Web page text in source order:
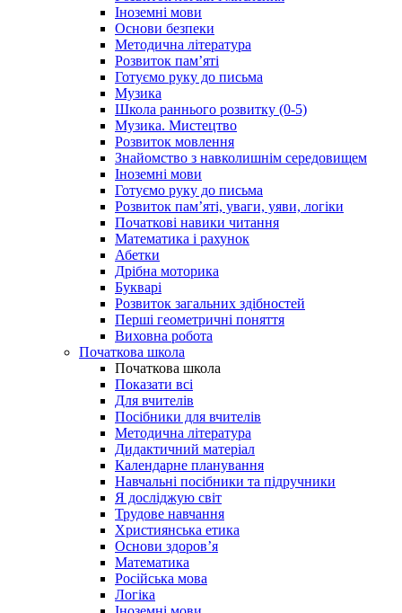
Іноземні мови
Основи безпеки
Методична література
Розвиток пам’яті
Готуємо руку до письма
Музика
Школа раннього розвитку (0-5)
Музика. Мистецтво
Розвиток мовлення
Знайомство з навколишнім середовищем
Іноземні мови
Готуємо руку до письма
Розвиток пам’яті, уваги, уяви, логіки
Початкові навики читання
Математика і рахунок
Абетки
Дрібна моторика
Букварі
Розвиток загальних здібностей
Перші геометричні поняття
Виховна робота
Початкова школа
Початкова школа
Показати всі
Для вчителів
Посібники для вчителів
Методична література
Дидактичний матеріал
Календарне планування
Навчальні посібники та підручники
Я досліджую світ
Трудове навчання
Християнська етика
Основи здоров’я
Математика
Російська мова
Логіка